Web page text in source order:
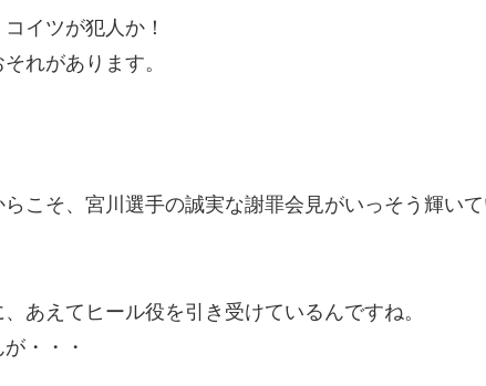
イツが犯人か！
れがあります。
こそ、宮川選手の誠実な謝罪会見がいっそう輝い
あえてヒール役を引き受けているんですね。
・・・